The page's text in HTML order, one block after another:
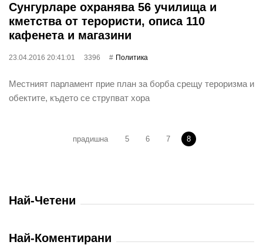
Сунгурларе охранява 56 училища и
кметства от терористи, описа 110
кафенета и магазини
23.04.2016 20:41:01 3396 Политика
Местният парламент прие план за борба срещу тероризма и
обектите, където се струпват хора
прадишна 5 6 7 8
Най-Четени
Най-Коментирани